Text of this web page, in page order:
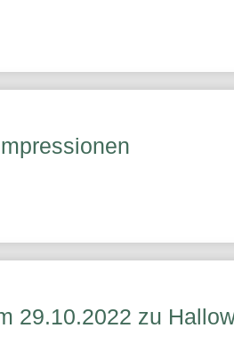
29.10.2022 zu